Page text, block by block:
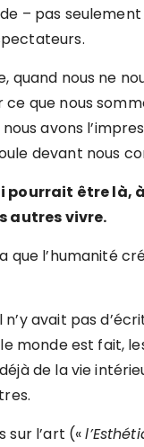
– pas seulement
quand nous ne
que nous
avons
devant nous
pourrait être là,
autres vivre.
que l’humanité
n’y avait pas
monde est fait,
de la vie
sur l’art («